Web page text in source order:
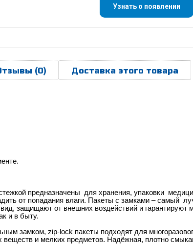
Узнать о появлении
(0) Доставка этого товара
предназначены для хранения, упаковки
от попадания влаги. Пакеты с замками – самый
защищают от внешних воздействий и гарантируют
и в быту.
замком, zip-lock пакеты подходят для
веществ и мелких предметов. Надёжная, плотно